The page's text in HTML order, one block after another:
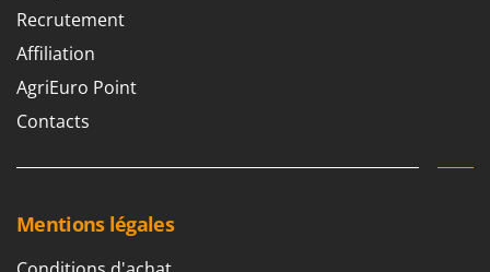
Recrutement
Affiliation
AgriEuro Point
Contacts
Mentions légales